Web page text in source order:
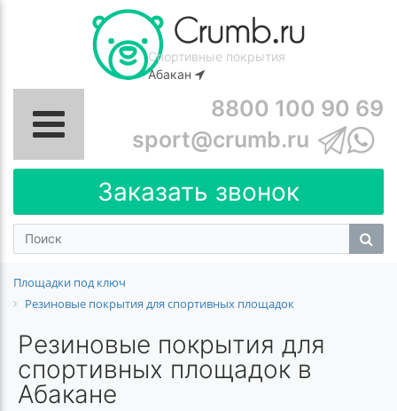
Спортивные покрытия
Абакан
8800 100 90 69
sport@crumb.ru
Заказать звонок
Площадки под ключ
Резиновые покрытия для спортивных площадок
Резиновые покрытия для
спортивных площадок в
Абакане